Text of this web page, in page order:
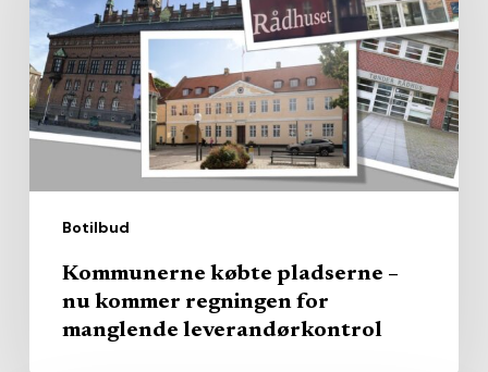
Botilbud
–
nu
kommer
regningen
for
Kommunerne købte pladserne –
nu kommer regningen for
manglende leverandørkontrol